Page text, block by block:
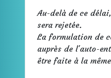
Au-delà de ce
sera rejetée.
La formulation de
auprès de l'auto-
être faite à la